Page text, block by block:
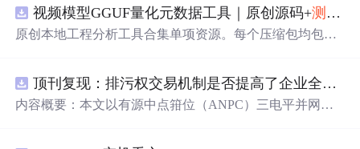
探讨了将强化学习算法QLearning与传统PID控制相结合的
方法，以提升AUV在复杂、时变及非线性水下环境中的自
arning算法在线动态优化PID控制器的比例、积分和微分参
数，从而实现对系统误差、响应速度、超调量等性能指标
的综合优化。通过Matlab仿真实验验证了该复合控制策略
视频模型GGUF量化元数据工具｜原创源码+测试
原创本地工程分析工具合集单项资源。每个压缩包均包含
行效果图、README、运行说明、功能清单、MIT License
及原创授权声明。Node.js 18+ 可直接运行，零第三方运行
顶刊复现：排污权交易机制是否提高了企业全要素生产率 -来自中国上市公司的证据（论文+数据）
内容概要：本文以有源中点箝位（ANPC）三电平并网逆